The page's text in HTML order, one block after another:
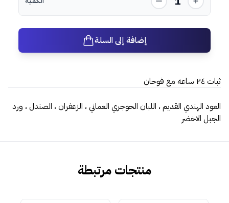
إضافة إلى السلة
ثبات ٢٤ ساعه مع فوحان
العود الهندي القديم ، اللبان الحوجري العماني ، الزعفران ، الصندل ، ورد
الجبل الاخضر
منتجات مرتبطة